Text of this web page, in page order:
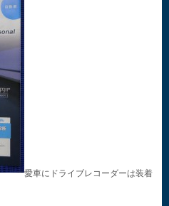
愛車にドライブレコーダーは装着